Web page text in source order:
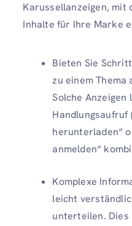
Karussellanzeigen, mit
Inhalte für Ihre Marke
Bieten Sie
zu einem Thema
Solche Anzeigen
Handlungsaufruf
herunterladen“
anmelden“
Komplexe
leicht
unterteilen. Dies